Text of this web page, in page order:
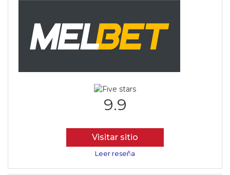
9.9
Visitar sitio
Leer reseña